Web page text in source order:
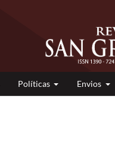
Políticas Envios